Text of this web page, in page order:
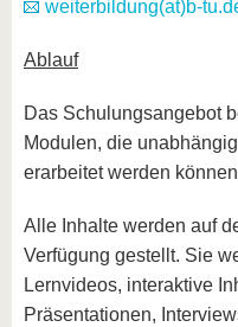
weiterbildung(at)b-
Ablauf
Das Schulungsangebot
Modulen, die
erarbeitet werden
Alle Inhalte werden auf
Verfügung gestellt. Sie
Lernvideos, interaktive
Präsentationen,